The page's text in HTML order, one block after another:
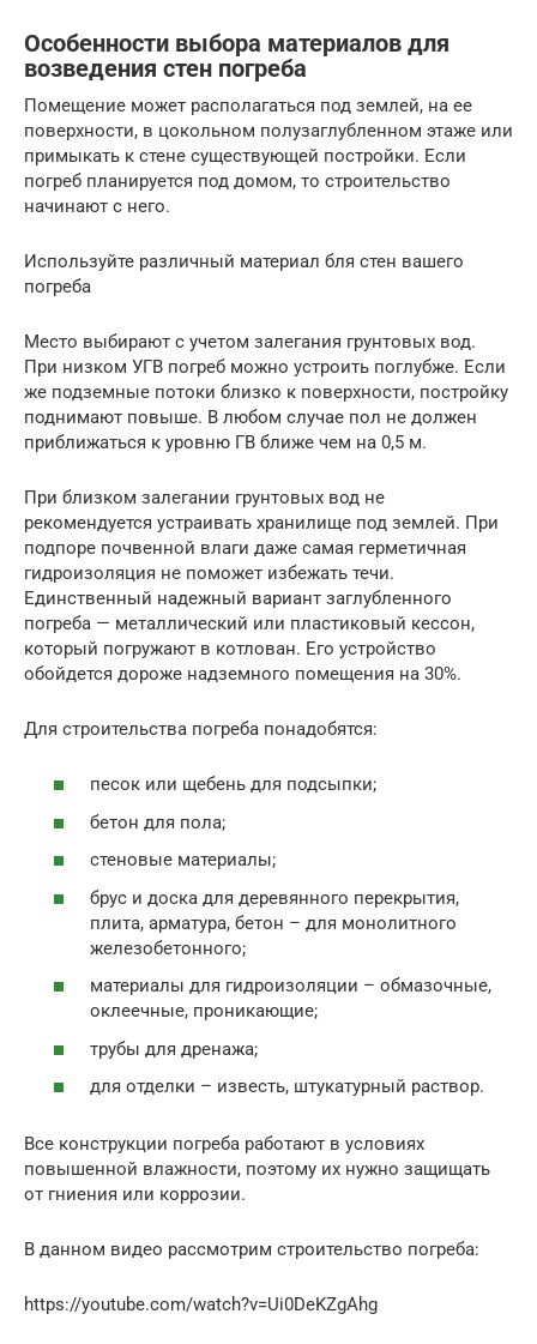
Особенности выбора материалов для
возведения стен погреба
Помещение может располагаться под землей, на ее
поверхности, в цокольном полузаглубленном этаже или
примыкать к стене существующей постройки. Если
погреб планируется под домом, то строительство
начинают с него.
Используйте различный материал бля стен вашего
погреба
Место выбирают с учетом залегания грунтовых вод.
При низком УГВ погреб можно устроить поглубже. Если
же подземные потоки близко к поверхности, постройку
поднимают повыше. В любом случае пол не должен
приближаться к уровню ГВ ближе чем на 0,5 м.
При близком залегании грунтовых вод не
рекомендуется устраивать хранилище под землей. При
подпоре почвенной влаги даже самая герметичная
гидроизоляция не поможет избежать течи.
Единственный надежный вариант заглубленного
погреба — металлический или пластиковый кессон,
который погружают в котлован. Его устройство
обойдется дороже надземного помещения на 30%.
Для строительства погреба понадобятся:
песок или щебень для подсыпки;
бетон для пола;
стеновые материалы;
брус и доска для деревянного перекрытия,
плита, арматура, бетон – для монолитного
железобетонного;
материалы для гидроизоляции – обмазочные,
оклеечные, проникающие;
трубы для дренажа;
для отделки – известь, штукатурный раствор.
Все конструкции погреба работают в условиях
повышенной влажности, поэтому их нужно защищать
от гниения или коррозии.
В данном видео рассмотрим строительство погреба:
https://youtube.com/watch?v=Ui0DeKZgAhg